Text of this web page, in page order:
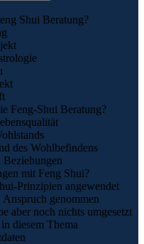
Shui Beratung?
Feng-Shui Beratung?
des Wohlbefindens
mit Feng Shui?
Prinzipien angewendet
genommen
aber noch nichts umgesetzt
diesem Thema